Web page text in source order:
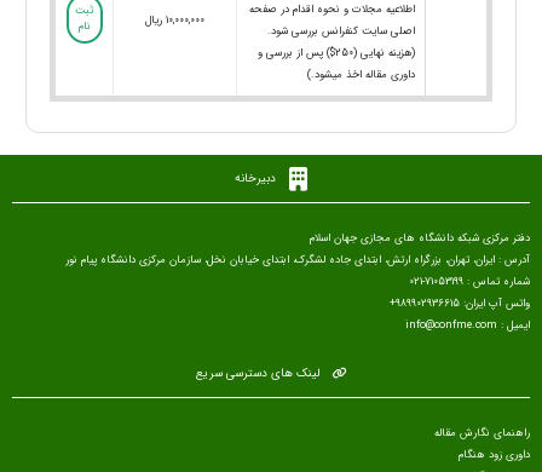
اطلاعیه مجلات و نحوه اقدام در صفحه
اصلی سایت کنفرانس بررسی شود.
(هزینه نهایی (250$) پس از بررسی و
داوری مقاله اخذ میشود.)
10,000,000 ریال
ثبت
نام
دبیرخانه
دفتر مرکزی شبکه دانشگاه های مجازی جهان اسلام
آدرس : ایران، تهران، بزرگراه ارتش، ابتدای جاده لشگرک، ابتدای خیابان نخل، سازمان مرکزی دانشگاه پیام نور
شماره تماس : 71053199-021
واتس آپ ایران: 989902936615+
ایمیل : info@confme.com
لینک های دسترسی سریع
راهنمای نگارش مقاله
داوری زود هنگام